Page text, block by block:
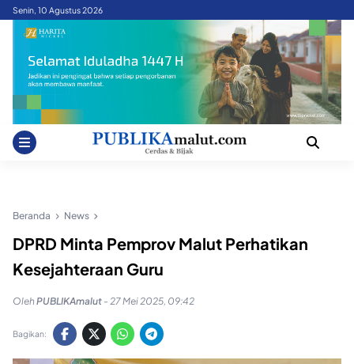
SkipSenin, 10 Agustus 2026
Beranda News
DPRD Minta Pemprov Malut Perhatikan
Kesejahteraan Guru
OlehPUBLIKAmalut - 27 Mei 2025, 09:42
Bagikan: